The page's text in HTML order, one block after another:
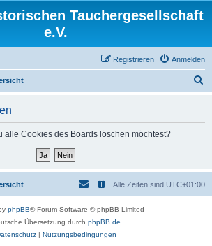
Tauchergesellschaft
e.V.
Anmelden
Registrieren
alle Cookies des Boards löschen möchtest?
Alle Zeiten sind UTC+01:00
phpBB® Forum Software © phpBB Limited
Übersetzung durch phpBB.de
| Nutzungsbedingungen